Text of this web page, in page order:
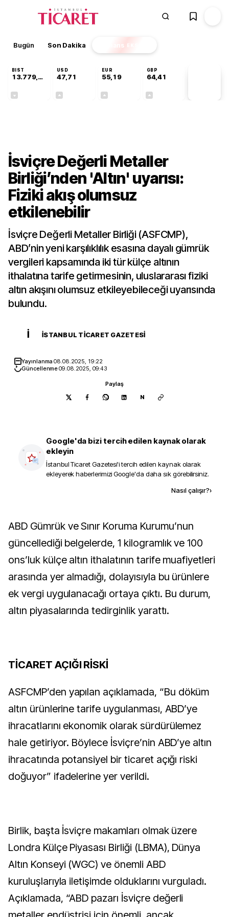
Bugün Son Dakika Finans EKSTRA
BIST
13.779,39
USD
47,71
EUR
55,19
GBP
64,41
İsviçre Değerli Metaller
Birliği’nden 'Altın' uyarısı:
Fiziki akış olumsuz
etkilenebilir
İsviçre Değerli Metaller Birliği (ASFCMP),
ABD’nin yeni karşılıklılık esasına dayalı gümrük
vergileri kapsamında iki tür külçe altının
ithalatına tarife getirmesinin, uluslararası fiziki
altın akışını olumsuz etkileyebileceği uyarısında
bulundu.
İ İSTANBUL TICARET GAZETESI
Yayınlanma08.08.2025, 19:22
Güncellenme09.08.2025, 09:43
Paylaş
N
Google'da bizi tercih edilen kaynak olarak
ekleyin
İstanbul Ticaret Gazetesi'i tercih edilen kaynak olarak
ekleyerek haberlerimizi Google'da daha sık görebilirsiniz.
Nasıl çalışır?›
ABD Gümrük ve Sınır Koruma Kurumu’nun
güncellediği belgelerde, 1 kilogramlık ve 100
ons’luk külçe altın ithalatının tarife muafiyetleri
arasında yer almadığı, dolayısıyla bu ürünlere
ek vergi uygulanacağı ortaya çıktı. Bu durum,
altın piyasalarında tedirginlik yarattı.
TİCARET AÇIĞI RİSKİ
ASFCMP’den yapılan açıklamada, “Bu döküm
altın ürünlerine tarife uygulanması, ABD’ye
ihracatlarını ekonomik olarak sürdürülemez
hale getiriyor. Böylece İsviçre’nin ABD’ye altın
ihracatında potansiyel bir ticaret açığı riski
doğuyor” ifadelerine yer verildi.
Birlik, başta İsviçre makamları olmak üzere
Londra Külçe Piyasası Birliği (LBMA), Dünya
Altın Konseyi (WGC) ve önemli ABD
kuruluşlarıyla iletişimde olduklarını vurguladı.
Açıklamada, “ABD pazarı İsviçre değerli